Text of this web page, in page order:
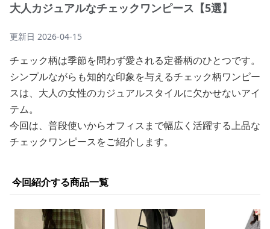
大人カジュアルなチェックワンピース【5選】
更新日 2026-04-15
チェック柄は季節を問わず愛される定番柄のひとつです。
シンプルながらも知的な印象を与えるチェック柄ワンピー
スは、大人の女性のカジュアルスタイルに欠かせないアイ
テム。
今回は、普段使いからオフィスまで幅広く活躍する上品な
チェックワンピースをご紹介します。
今回紹介する商品一覧